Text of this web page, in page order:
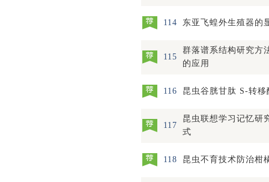
114 东亚飞蝗外生殖器的
115
群落谱系结构研究方
的应用
116 昆虫谷胱甘肽 S-转
117
昆虫联想学习记忆研
式
118 昆虫不育技术防治柑